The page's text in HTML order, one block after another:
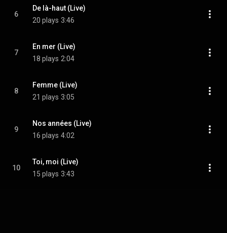
6
De là-haut (Live)
20 plays 3:46
7
En mer (Live)
18 plays 2:04
8
Femme (Live)
21 plays 3:05
9
Nos années (Live)
16 plays 4:02
10
Toi, moi (Live)
15 plays 3:43